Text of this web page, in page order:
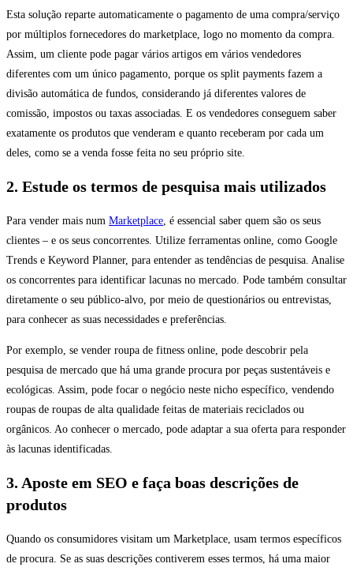
Esta solução reparte automaticamente o pagamento de uma compra/serviço
por múltiplos fornecedores do marketplace, logo no momento da compra.
Assim, um cliente pode pagar vários artigos em vários vendedores
diferentes com um único pagamento, porque os split payments fazem a
divisão automática de fundos, considerando já diferentes valores de
comissão, impostos ou taxas associadas. E os vendedores conseguem saber
exatamente os produtos que venderam e quanto receberam por cada um
deles, como se a venda fosse feita no seu próprio site.
2. Estude os termos de pesquisa mais utilizados
Para vender mais num Marketplace , é essencial saber quem são os seus
clientes – e os seus concorrentes. Utilize ferramentas online, como Google
Trends e Keyword Planner, para entender as tendências de pesquisa. Analise
os concorrentes para identificar lacunas no mercado. Pode também consultar
diretamente o seu público-alvo, por meio de questionários ou entrevistas,
para conhecer as suas necessidades e preferências.
Por exemplo, se vender roupa de fitness online, pode descobrir pela
pesquisa de mercado que há uma grande procura por peças sustentáveis e
ecológicas. Assim, pode focar o negócio neste nicho específico, vendendo
roupas de roupas de alta qualidade feitas de materiais reciclados ou
orgânicos. Ao conhecer o mercado, pode adaptar a sua oferta para responder
às lacunas identificadas.
3. Aposte em SEO e faça boas descrições de
produtos
Quando os consumidores visitam um Marketplace, usam termos específicos
de procura. Se as suas descrições contiverem esses termos, há uma maior